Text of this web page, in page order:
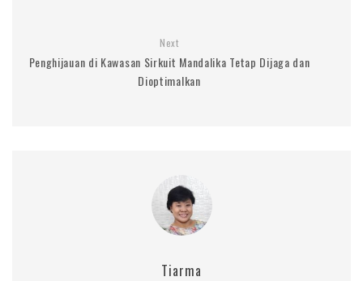
Next
Penghijauan di Kawasan Sirkuit Mandalika Tetap Dijaga dan
Dioptimalkan
Tiarma